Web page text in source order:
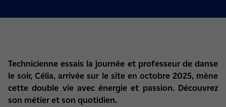
Technicienne essais la journée et professeur de danse
le soir, Célia, arrivée sur le site en octobre 2025, mène
cette double vie avec énergie et passion. Découvrez
son métier et son quotidien.